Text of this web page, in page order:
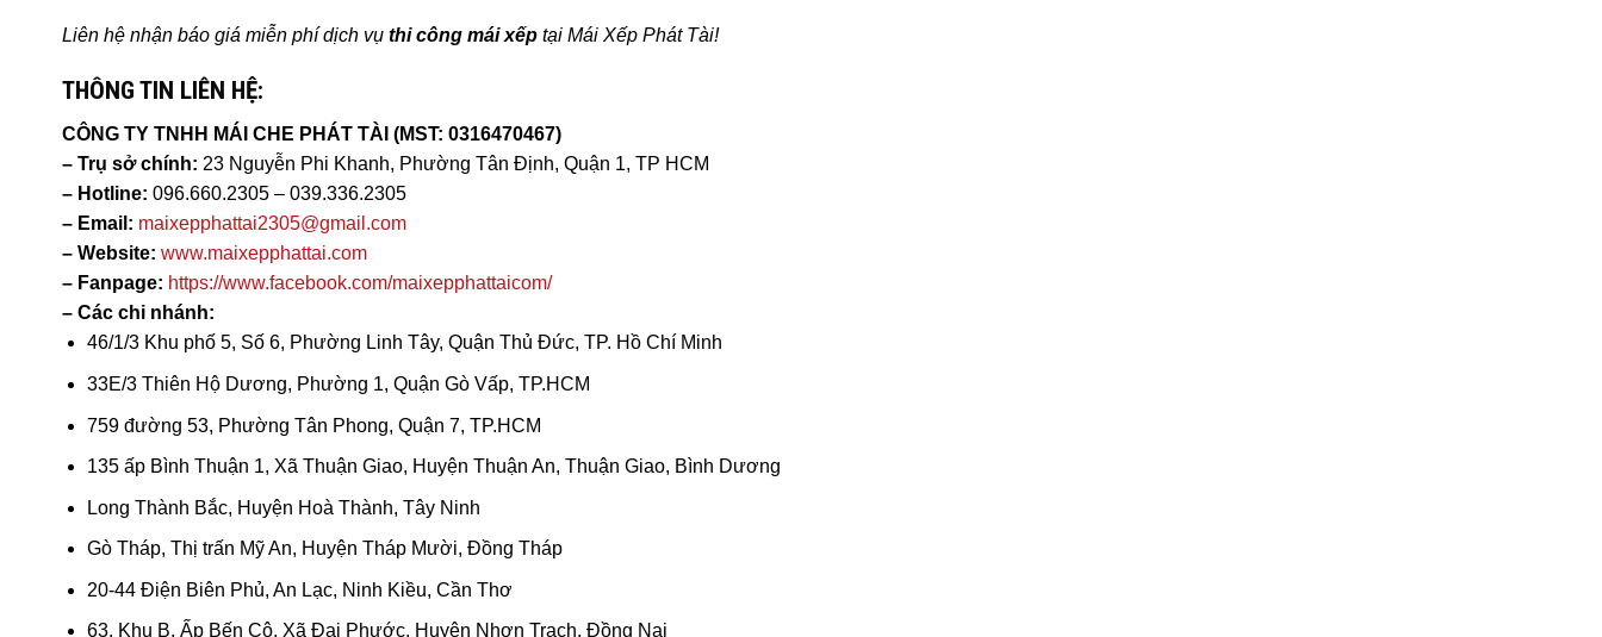
Liên hệ nhận báo giá miễn phí dịch vụ thi công mái xếp tại Mái Xếp Phát Tài!
THÔNG TIN LIÊN HỆ:
CÔNG TY TNHH MÁI CHE PHÁT TÀI (MST: 0316470467)
– Trụ sở chính: 23 Nguyễn Phi Khanh, Phường Tân Định, Quận 1, TP HCM
– Hotline: 096.660.2305 – 039.336.2305
– Email: maixepphattai2305@gmail.com
– Website: www.maixepphattai.com
– Fanpage: https://www.facebook.com/maixepphattaicom/
– Các chi nhánh:
46/1/3 Khu phố 5, Số 6, Phường Linh Tây, Quận Thủ Đức, TP. Hồ Chí Minh
33E/3 Thiên Hộ Dương, Phường 1, Quận Gò Vấp, TP.HCM
759 đường 53, Phường Tân Phong, Quận 7, TP.HCM
135 ấp Bình Thuận 1, Xã Thuận Giao, Huyện Thuận An, Thuận Giao, Bình Dương
Long Thành Bắc, Huyện Hoà Thành, Tây Ninh
Gò Tháp, Thị trấn Mỹ An, Huyện Tháp Mười, Đồng Tháp
20-44 Điện Biên Phủ, An Lạc, Ninh Kiều, Cần Thơ
63, Khu B, Ấp Bến Cộ, Xã Đại Phước, Huyện Nhơn Trạch, Đồng Nai